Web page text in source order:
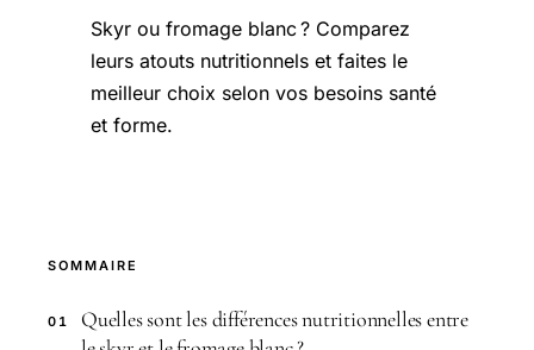
Skyr ou fromage blanc ? Comparez
leurs atouts nutritionnels et faites le
meilleur choix selon vos besoins santé
et forme.
SOMMAIRE
01
Quelles sont les différences nutritionnelles entre